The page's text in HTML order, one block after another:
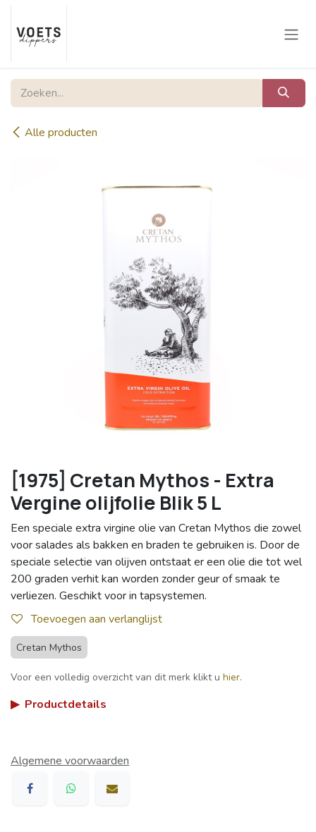
Overslaan naar inhoud
Alle producten
[1975] Cretan Mythos - Extra
Vergine olijfolie Blik 5 L
Een speciale extra virgine olie van Cretan Mythos die zowel
voor salades als bakken en braden te gebruiken is. Door de
speciale selectie van olijven ontstaat er een olie die tot wel
200 graden verhit kan worden zonder geur of smaak te
verliezen. Geschikt voor in tapsystemen.
Toevoegen aan verlanglijst
Cretan Mythos
Voor een volledig overzicht van dit merk klikt u hier.
▶ Productdetails
Algemene voorwaarden